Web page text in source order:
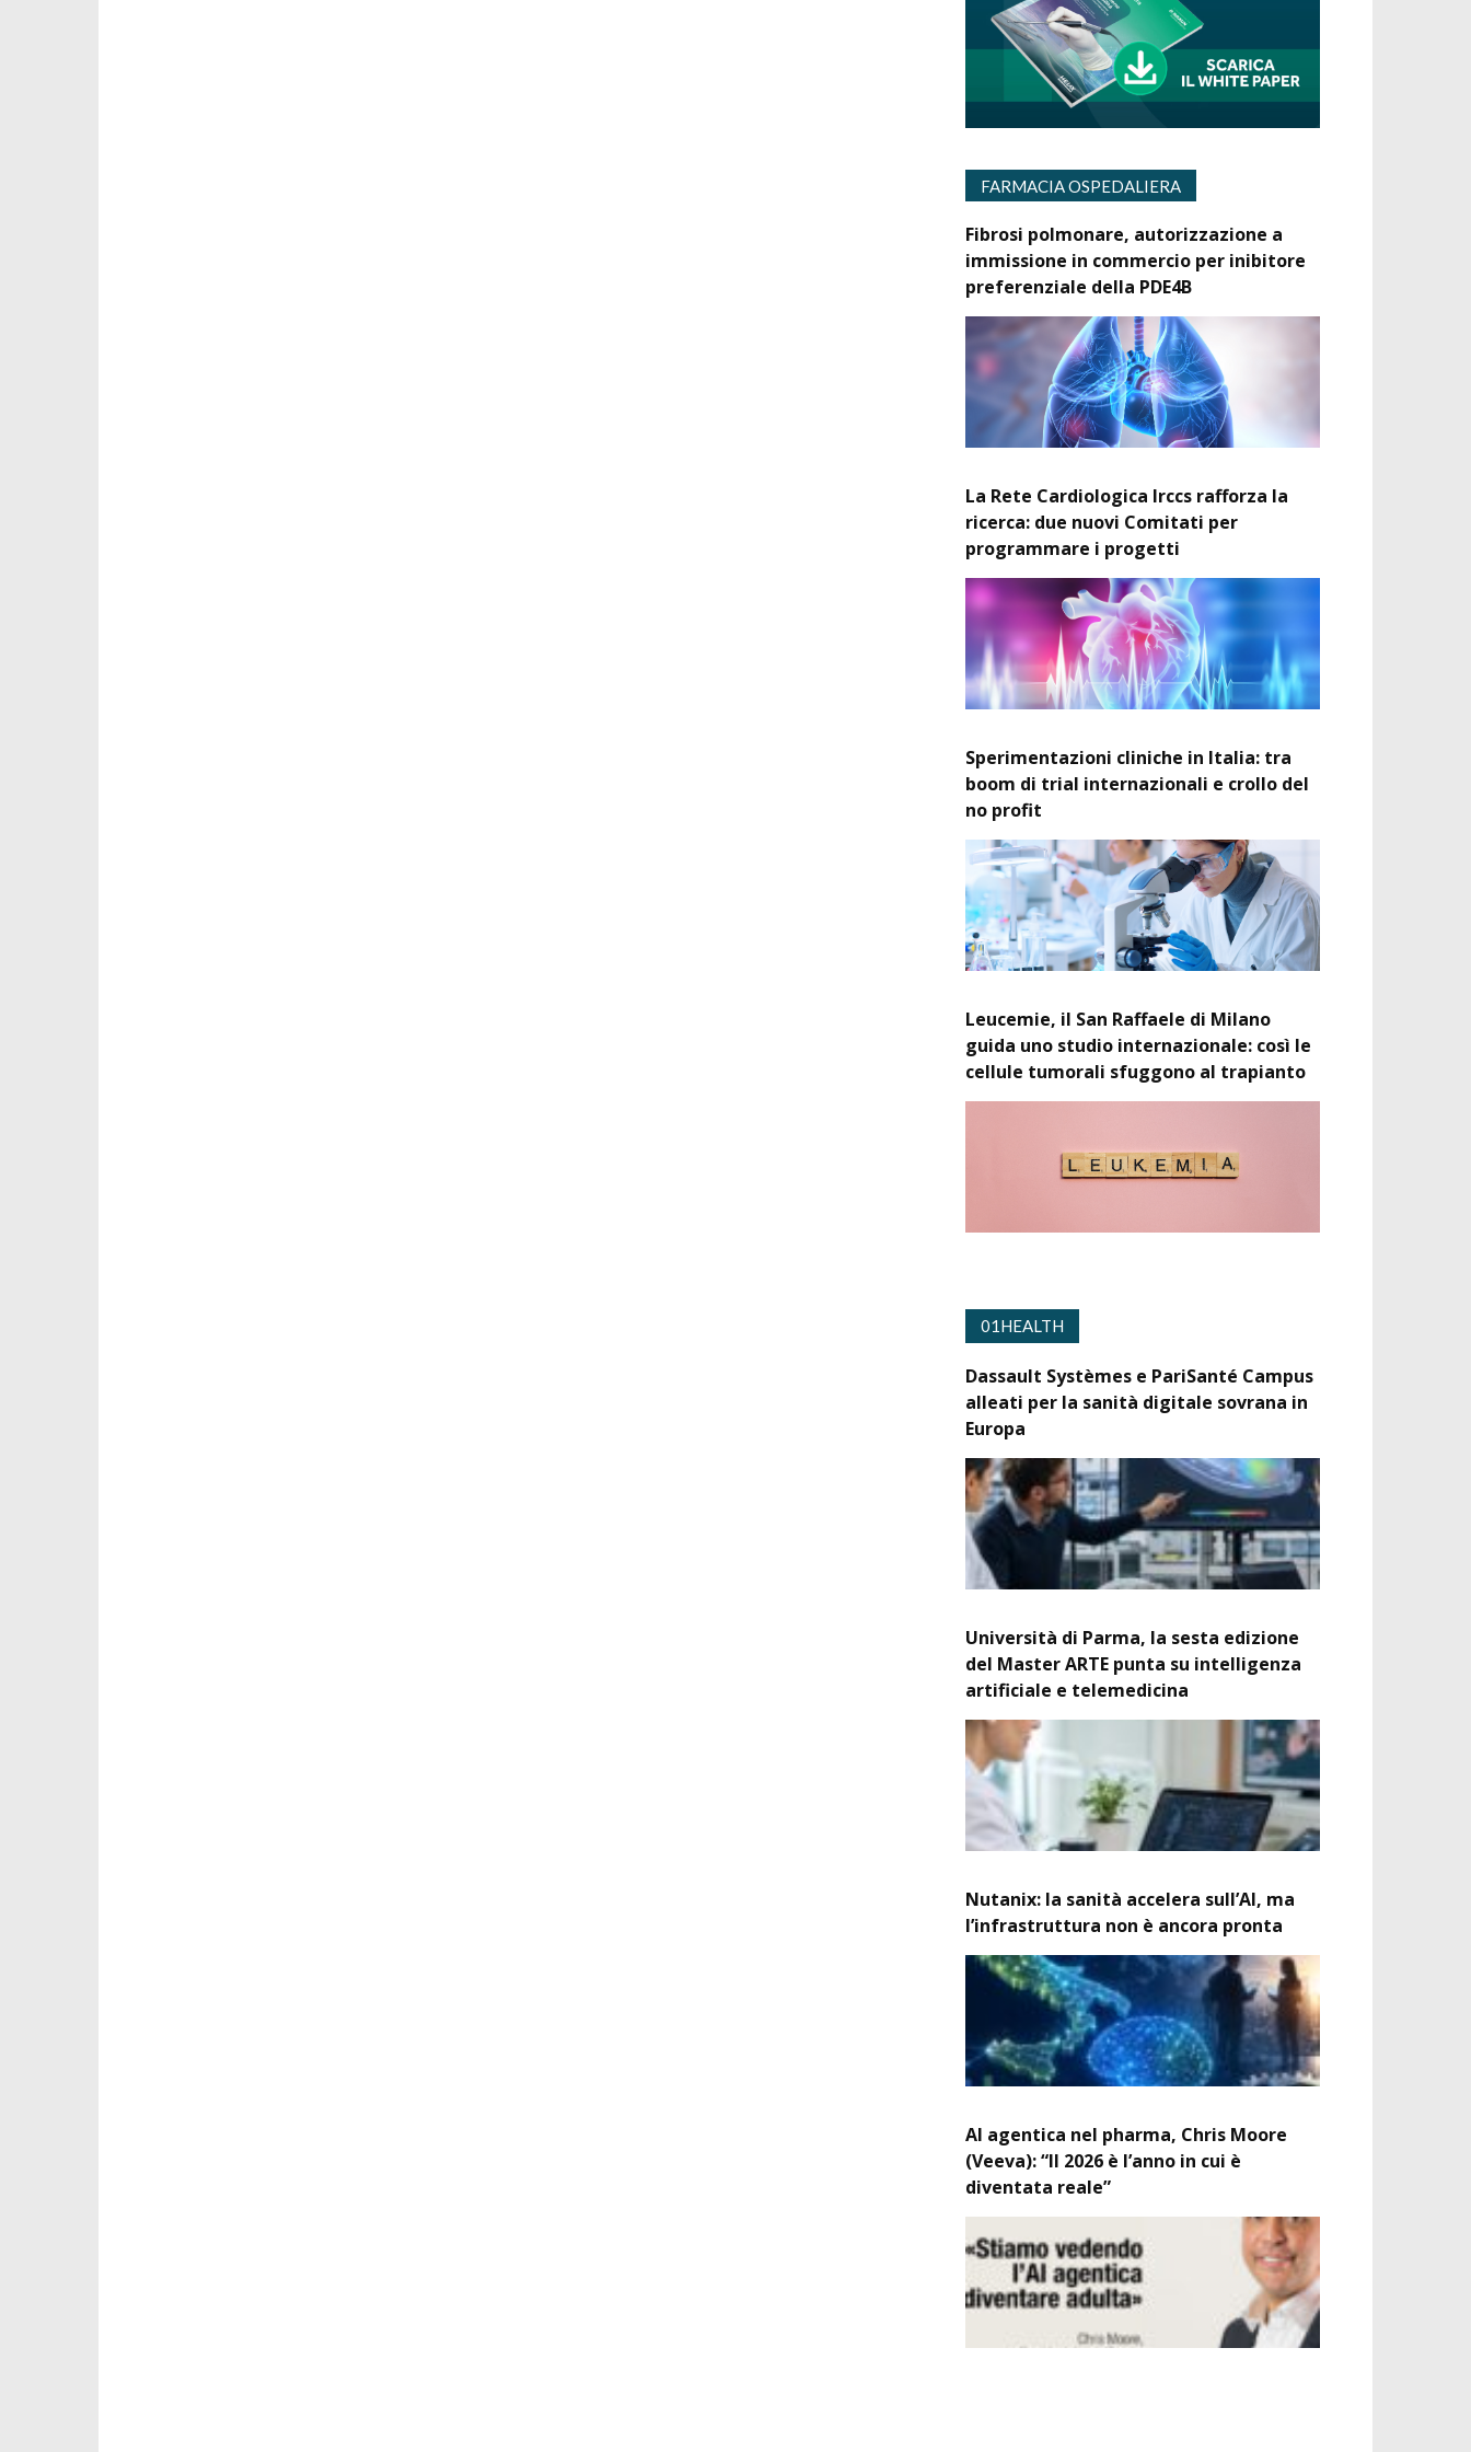
FARMACIA OSPEDALIERA
Fibrosi polmonare, autorizzazione a
immissione in commercio per inibitore
preferenziale della PDE4B
La Rete Cardiologica Irccs rafforza la
ricerca: due nuovi Comitati per
programmare i progetti
Sperimentazioni cliniche in Italia: tra
boom di trial internazionali e crollo del
no profit
Leucemie, il San Raffaele di Milano
guida uno studio internazionale: così le
cellule tumorali sfuggono al trapianto
01HEALTH
Dassault Systèmes e PariSanté Campus
alleati per la sanità digitale sovrana in
Europa
Università di Parma, la sesta edizione
del Master ARTE punta su intelligenza
artificiale e telemedicina
Nutanix: la sanità accelera sull’AI, ma
l’infrastruttura non è ancora pronta
AI agentica nel pharma, Chris Moore
(Veeva): “Il 2026 è l’anno in cui è
diventata reale”